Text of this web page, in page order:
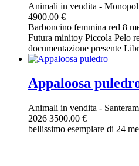
Animali in vendita -
4900.00 €
Barboncino femmina red 8
Futura minitoy Piccola Pelo
documentazione presente
Appaloosa
Animali in vendita -
2026 3500.00 €
bellissimo esemplare di 24